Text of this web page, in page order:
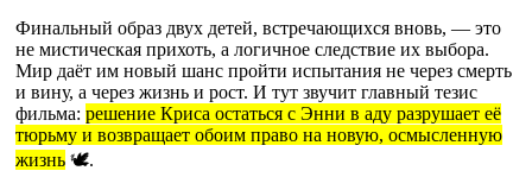
Финальный образ двух детей, встречающихся вновь, — это
не мистическая прихоть, а логичное следствие их выбора.
Мир даёт им новый шанс пройти испытания не через смерть
и вину, а через жизнь и рост. И тут звучит главный тезис
фильма: решение Криса остаться с Энни в аду разрушает её
тюрьму и возвращает обоим право на новую, осмысленную
жизнь 🕊️.